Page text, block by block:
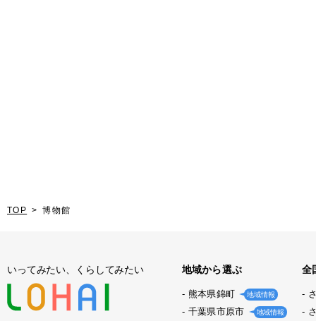
TOP 博物館
いってみたい、くらしてみたい 地域から選ぶ
熊本県錦町 地域情報
千葉県市原市 地域情報
全